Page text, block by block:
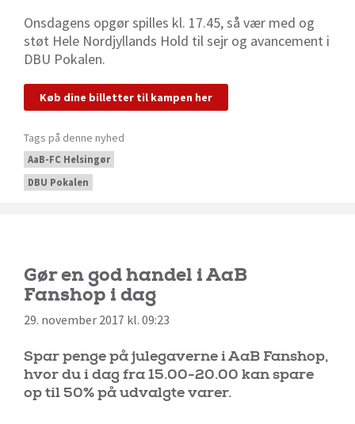
Onsdagens opgør spilles kl. 17.45, så vær med og
støt Hele Nordjyllands Hold til sejr og avancement i
DBU Pokalen.
Køb dine billetter til kampen her
Tags på denne nyhed
AaB-FC Helsingør
DBU Pokalen
Gør en god handel i AaB
Fanshop i dag
29. november 2017 kl. 09:23
Spar penge på julegaverne i AaB Fanshop,
hvor du i dag fra 15.00-20.00 kan spare
op til 50% på udvalgte varer.